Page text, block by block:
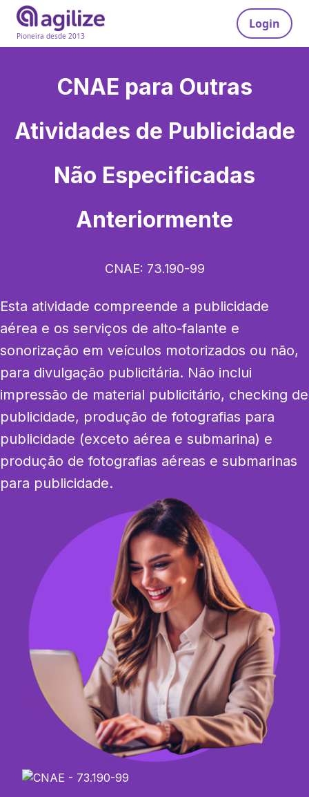
Pioneira desde 2013
Login
CNAE para Outras
Atividades de Publicidade
Não Especificadas
Anteriormente
CNAE: 73.190-99
Esta atividade compreende a publicidade
aérea e os serviços de alto-falante e
sonorização em veículos motorizados ou não,
para divulgação publicitária. Não inclui
impressão de material publicitário, checking de
publicidade, produção de fotografias para
publicidade (exceto aérea e submarina) e
produção de fotografias aéreas e submarinas
para publicidade.